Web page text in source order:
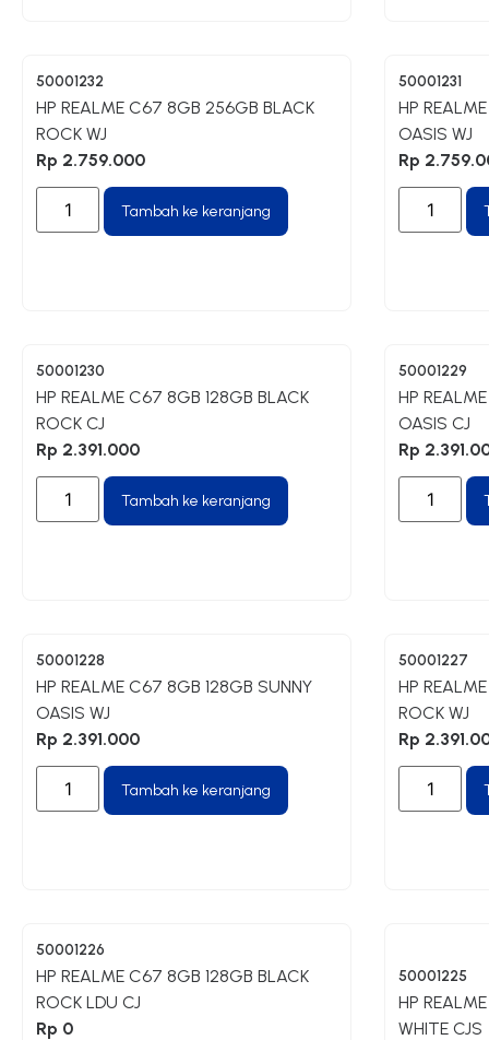
50001232
HP REALME C67 8GB 256GB BLACK
ROCK WJ
Rp 2.759.000
Tambah ke keranjang
50001231
HP
OASIS WJ
Rp
50001230
HP REALME C67 8GB 128GB BLACK
ROCK CJ
Rp 2.391.000
Tambah ke keranjang
50001229
HP
OASIS CJ
Rp
50001228
HP REALME C67 8GB 128GB SUNNY
OASIS WJ
Rp 2.391.000
Tambah ke keranjang
50001227
HP
ROCK WJ
Rp
50001226
HP REALME C67 8GB 128GB BLACK
ROCK LDU CJ
Rp 0
50001225
HP
WHITE CJS